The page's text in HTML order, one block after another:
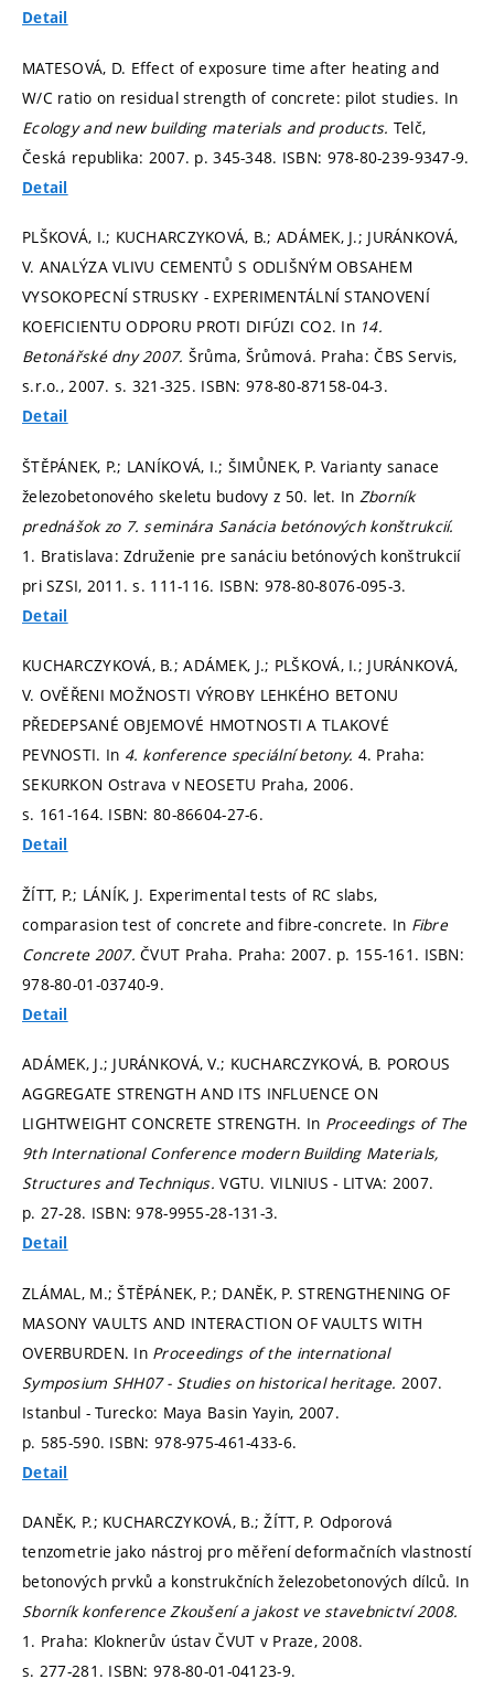
Detail
MATESOVÁ, D. Effect of exposure time after heating and
W/C ratio on residual strength of concrete: pilot studies. In
Ecology and new building materials and products. Telč,
Česká republika: 2007. p. 345-348. ISBN: 978-80-239-9347-9.
Detail
PLŠKOVÁ, I.; KUCHARCZYKOVÁ, B.; ADÁMEK, J.; JURÁNKOVÁ,
V. ANALÝZA VLIVU CEMENTŮ S ODLIŠNÝM OBSAHEM
VYSOKOPECNÍ STRUSKY - EXPERIMENTÁLNÍ STANOVENÍ
KOEFICIENTU ODPORU PROTI DIFÚZI CO2. In 14.
Betonářské dny 2007. Šrůma, Šrůmová. Praha: ČBS Servis,
s.r.o., 2007. s. 321-325. ISBN: 978-80-87158-04-3.
Detail
ŠTĚPÁNEK, P.; LANÍKOVÁ, I.; ŠIMŮNEK, P. Varianty sanace
železobetonového skeletu budovy z 50. let. In Zborník
prednášok zo 7. seminára Sanácia betónových konštrukcií.
1. Bratislava: Združenie pre sanáciu betónových konštrukcií
pri SZSI, 2011.s. 111-116. ISBN: 978-80-8076-095-3.
Detail
KUCHARCZYKOVÁ, B.; ADÁMEK, J.; PLŠKOVÁ, I.; JURÁNKOVÁ,
V. OVĚŘENI MOŽNOSTI VÝROBY LEHKÉHO BETONU
PŘEDEPSANÉ OBJEMOVÉ HMOTNOSTI A TLAKOVÉ
PEVNOSTI. In 4. konference speciální betony. 4. Praha:
SEKURKON Ostrava v NEOSETU Praha, 2006.
s. 161-164. ISBN: 80-86604-27-6.
Detail
ŽÍTT, P.; LÁNÍK, J. Experimental tests of RC slabs,
comparasion test of concrete and fibre-concrete. In Fibre
Concrete 2007.ČVUT Praha. Praha: 2007. p. 155-161. ISBN:
978-80-01-03740-9.
Detail
ADÁMEK, J.; JURÁNKOVÁ, V.; KUCHARCZYKOVÁ, B. POROUS
AGGREGATE STRENGTH AND ITS INFLUENCE ON
LIGHTWEIGHT CONCRETE STRENGTH. In Proceedings of The
9th International Conference modern Building Materials,
Structures and Techniqus.VGTU. VILNIUS - LITVA: 2007.
p. 27-28. ISBN: 978-9955-28-131-3.
Detail
ZLÁMAL, M.; ŠTĚPÁNEK, P.; DANĚK, P. STRENGTHENING OF
MASONY VAULTS AND INTERACTION OF VAULTS WITH
OVERBURDEN. In Proceedings of the international
Symposium SHH07 - Studies on historical heritage. 2007.
Istanbul - Turecko: Maya Basin Yayin, 2007.
p. 585-590. ISBN: 978-975-461-433-6.
Detail
DANĚK, P.; KUCHARCZYKOVÁ, B.; ŽÍTT, P. Odporová
tenzometrie jako nástroj pro měření deformačních vlastností
betonových prvků a konstrukčních železobetonových dílců. In
Sborník konference Zkoušení a jakost ve stavebnictví 2008.
1. Praha: Kloknerův ústav ČVUT v Praze, 2008.
s. 277-281. ISBN: 978-80-01-04123-9.